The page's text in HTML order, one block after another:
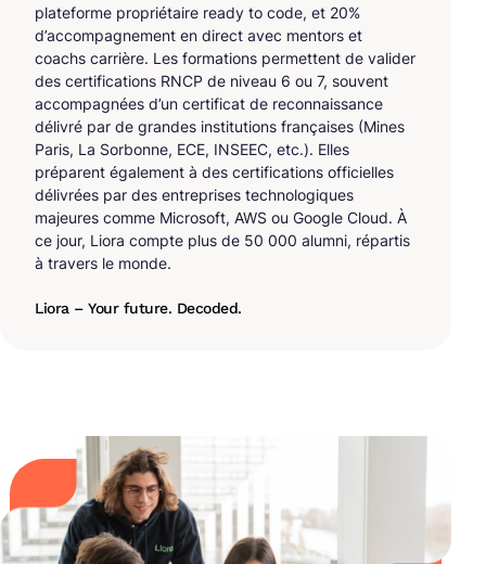
plateforme propriétaire ready to code, et 20%
d’accompagnement en direct avec mentors et
coachs carrière. Les formations permettent de valider
des certifications RNCP de niveau 6 ou 7, souvent
accompagnées d’un certificat de reconnaissance
délivré par de grandes institutions françaises (Mines
Paris, La Sorbonne, ECE, INSEEC, etc.). Elles
préparent également à des certifications officielles
délivrées par des entreprises technologiques
majeures comme Microsoft, AWS ou Google Cloud. À
ce jour, Liora compte plus de 50 000 alumni, répartis
à travers le monde.
Liora – Your future. Decoded.